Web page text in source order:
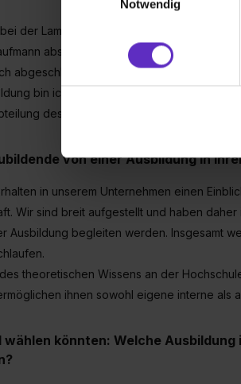
(„Statistiken“), um
Partner führen diese
zu. . In diesem Fall sowie
Erlaubnis hierfür kannst du
Verwendungszwecke
Einwilligung zur Platzierung
umfasst hierbei die
„Datenschutz-
„Details zeigen“. Weitere
Notwendig
der Lampe & Schwartze Group und habe
absolviert. Im Anschluss habe ich die
abgeschlossen.
bin ich seit dem Jahr 2000
des Unternehmens.
von einer Ausbildung in
in unserem Unternehmen einen
Wir sind breit aufgestellt und haben
Ausbildung begleiten werden. Insgesamt
theoretischen Wissens an der
ihnen sowohl eigene interne als
wählen könnten: Welche